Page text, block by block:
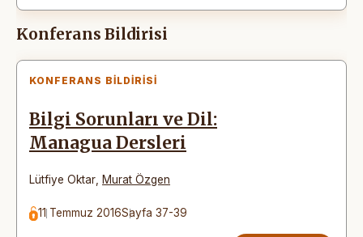
Konferans Bildirisi
KONFERANS BILDIRISI
Bilgi Sorunları ve Dil:
Managua Dersleri
Lütfiye Oktar Murat Özgen
11 Temmuz 2016Sayfa 37-39